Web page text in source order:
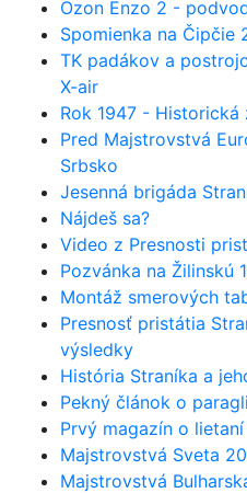
Ozon Enzo 2 -
Spomienka na Čipčie
TK padákov a
X-air
Rok 1947 -
Pred Majstrovstvá
Srbsko
Jesenná brigáda
Nájdeš sa?
Video z Presnosti
Pozvánka na Žilinskú
Montáž smerových
Presnosť pristátia
výsledky
História Straníka a
Pekný článok o
Prvý magazín o lietaní
Majstrovstvá Sveta
Majstrovstvá